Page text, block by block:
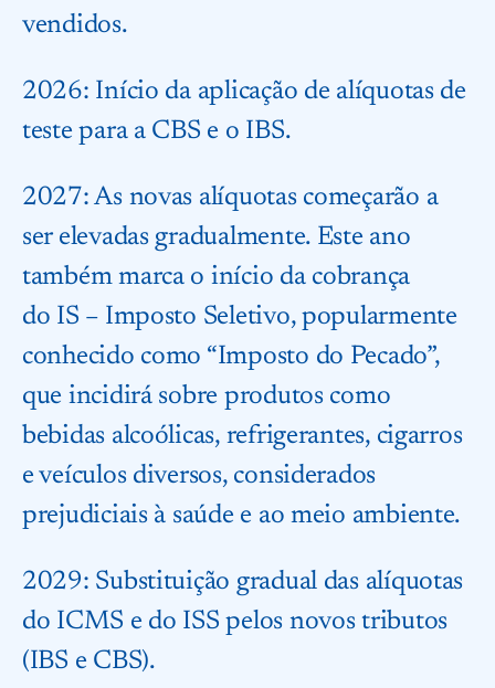
vendidos.
2026: Início da aplicação de alíquotas de
teste para a CBS e o IBS.
2027: As novas alíquotas começarão a
ser elevadas gradualmente. Este ano
também marca o início da cobrança
do IS – Imposto Seletivo, popularmente
conhecido como “Imposto do Pecado”,
que incidirá sobre produtos como
bebidas alcoólicas, refrigerantes, cigarros
e veículos diversos, considerados
prejudiciais à saúde e ao meio ambiente.
2029: Substituição gradual das alíquotas
do ICMS e do ISS pelos novos tributos
(IBS e CBS).